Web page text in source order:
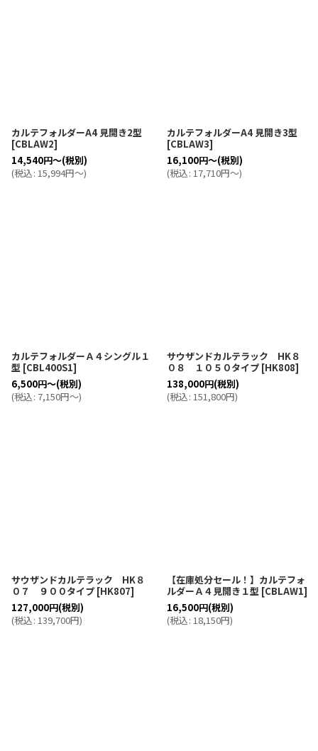
カルテフォルダーA4 見開き2型
[CBLAW2]
14,540円～(税別)
(税込: 15,994円～)
カルテフォルダーA4 見開き3型
[CBLAW3]
16,100円～(税別)
(税込: 17,710円～)
カルテフォルダーＡ４シングル１
型 [CBL400S1]
6,500円～(税別)
(税込: 7,150円～)
サウザンドカルテラック HK８
０８ １０５０タイプ [HK808]
138,000円(税別)
(税込: 151,800円)
サウザンドカルテラック HK８
０７ ９００タイプ [HK807]
127,000円(税別)
(税込: 139,700円)
【在庫処分セール！】カルテフォ
ルダーＡ４見開き１型 [CBLAW1]
16,500円(税別)
(税込: 18,150円)